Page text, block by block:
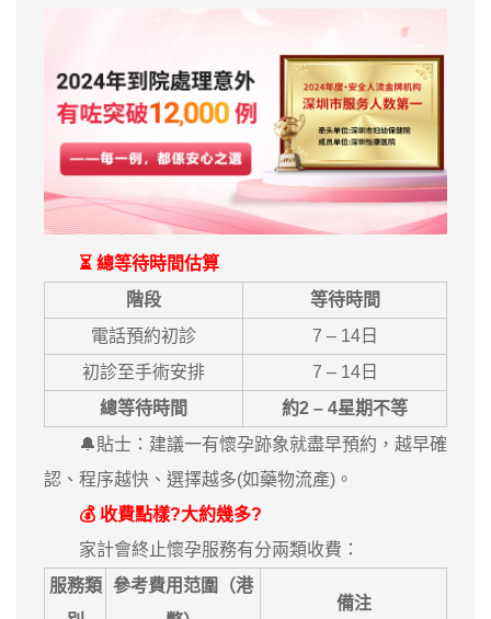
⏳ 總等待時間估算
階段
等待時間
電話預約初診
7 – 14日
初診至手術安排
7 – 14日
總等待時間
約2 – 4星期不等
🔔貼士：建議一有懷孕跡象就盡早預約，越早確
認、程序越快、選擇越多(如藥物流產)。
💰 收費點樣?大約幾多?
家計會終止懷孕服務有分兩類收費：
服務類
參考費用范圍（港
備注